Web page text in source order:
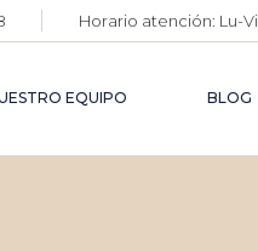
Horario atención: Lu-
EQUIPO BLOG